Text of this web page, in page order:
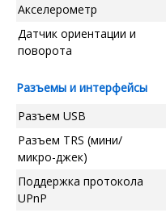
Акселерометр
Датчик ориентации и
поворота
Разъемы и интерфейсы
Разъем USB
Разъем TRS (мини/
микро-джек)
Поддержка протокола
UPnP